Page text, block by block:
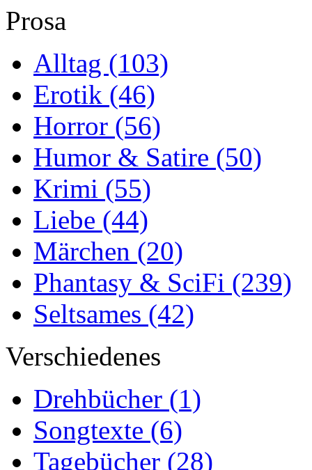
Prosa
Alltag (103)
Erotik (46)
Horror (56)
Humor & Satire (50)
Krimi (55)
Liebe (44)
Märchen (20)
Phantasy & SciFi (239)
Seltsames (42)
Verschiedenes
Drehbücher (1)
Songtexte (6)
Tagebücher (28)